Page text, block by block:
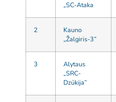
„SC-Ataka
2
Kauno
„Žalgiris-3”
3
Alytaus
„SRC-
Dzūkija”